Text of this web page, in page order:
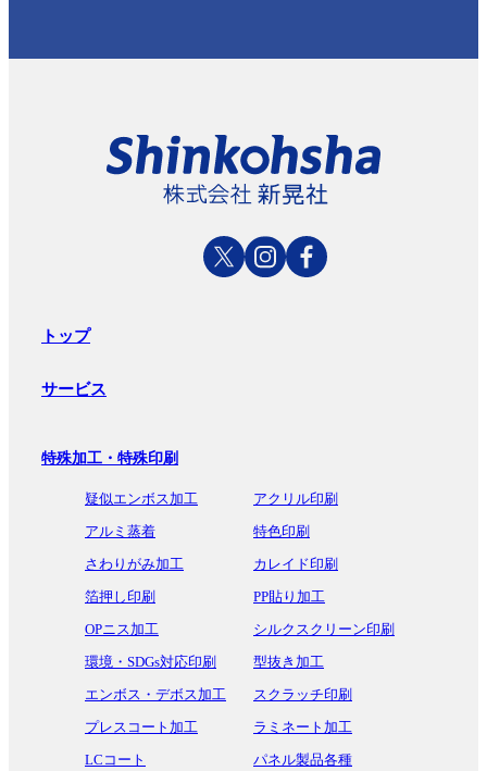
トップ
サービス
特殊加工・特殊印刷
疑似エンボス加工
アクリル印刷
アルミ蒸着
特色印刷
さわりがみ加工
カレイド印刷
箔押し印刷
PP貼り加工
OPニス加工
シルクスクリーン印刷
環境・SDGs対応印刷
型抜き加工
エンボス・デボス加工
スクラッチ印刷
プレスコート加工
ラミネート加工
LCコート
パネル製品各種